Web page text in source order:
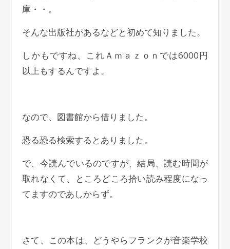
庫・・。
そんな出版社があるなどと初めて知りました。
しかもですね、これＡｍａｚｏｎでは6000円
以上もするんですよ。
なので、図書館から借りました。
恐る恐る検索するとありました。
で、今読んでいるのですが、結局、読む時間が
取れなくて、ところどころ拾い読み程度になっ
てますのであしからず。
さて、この本は、どうやらフランクが音楽学校